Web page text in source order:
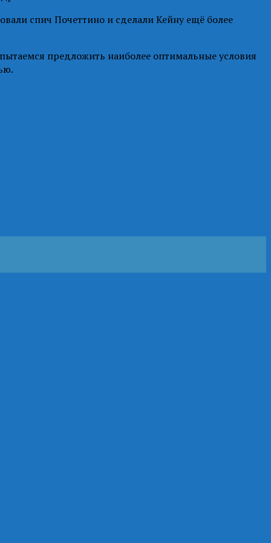
спич Почеттино и сделали Кейну ещё более
предложить наиболее оптимальные условия